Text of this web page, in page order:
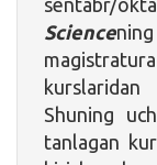
Science
Shuning
tanlagan